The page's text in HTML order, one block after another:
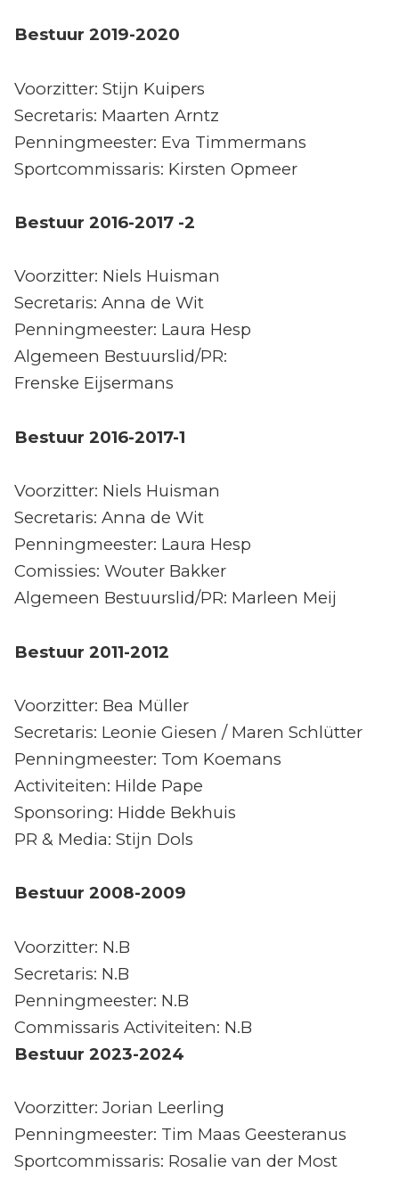
Bestuur 2019-2020
Voorzitter: Stijn Kuipers
Secretaris: Maarten Arntz
Penningmeester: Eva Timmermans
Sportcommissaris: Kirsten Opmeer
Bestuur 2016-2017 -2
Voorzitter: Niels Huisman
Secretaris: Anna de Wit
Penningmeester: Laura Hesp
Algemeen Bestuurslid/PR:
Frenske Eijsermans
Bestuur 2016-2017-1
Voorzitter: Niels Huisman
Secretaris: Anna de Wit
Penningmeester: Laura Hesp
Comissies: Wouter Bakker
Algemeen Bestuurslid/PR: Marleen Meij
Bestuur 2011-2012
Voorzitter: Bea Müller
Secretaris: Leonie Giesen / Maren Schlütter
Penningmeester: Tom Koemans
Activiteiten: Hilde Pape
Sponsoring: Hidde Bekhuis
PR & Media: Stijn Dols
Bestuur 2008-2009
Voorzitter: N.B
Secretaris: N.B
Penningmeester: N.B
Commissaris Activiteiten: N.B
Bestuur 2023-2024
Voorzitter: Jorian Leerling
Penningmeester: Tim Maas Geesteranus
Sportcommissaris: Rosalie van der Most